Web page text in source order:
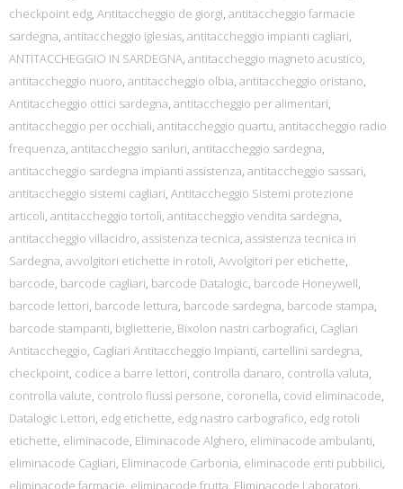
checkpoint edg, Antitaccheggio de giorgi, antitaccheggio farmacie
sardegna, antitaccheggio iglesias, antitaccheggio impianti cagliari,
ANTITACCHEGGIO IN SARDEGNA, antitaccheggio magneto acustico,
antitaccheggio nuoro, antitaccheggio olbia, antitaccheggio oristano,
Antitaccheggio ottici sardegna, antitaccheggio per alimentari,
antitaccheggio per occhiali, antitaccheggio quartu, antitaccheggio radio
frequenza, antitaccheggio sanluri, antitaccheggio sardegna,
antitaccheggio sardegna impianti assistenza, antitaccheggio sassari,
antitaccheggio sistemi cagliari, Antitaccheggio Sistemi protezione
articoli, antitaccheggio tortolì, antitaccheggio vendita sardegna,
antitaccheggio villacidro, assistenza tecnica, assistenza tecnica in
Sardegna, avvolgitori etichette in rotoli, Avvolgitori per etichette,
barcode, barcode cagliari, barcode Datalogic, barcode Honeywell,
barcode lettori, barcode lettura, barcode sardegna, barcode stampa,
barcode stampanti, biglietterie, Bixolon nastri carbografici, Cagliari
Antitaccheggio, Cagliari Antitaccheggio Impianti, cartellini sardegna,
checkpoint, codice a barre lettori, controlla danaro, controlla valuta,
controlla valute, controlo flussi persone, coronella, covid eliminacode,
Datalogic Lettori, edg etichette, edg nastro carbografico, edg rotoli
etichette, eliminacode, Eliminacode Alghero, eliminacode ambulanti,
eliminacode Cagliari, Eliminacode Carbonia, eliminacode enti pubbilici,
eliminacode farmacie, eliminacode frutta, Eliminacode Laboratori,